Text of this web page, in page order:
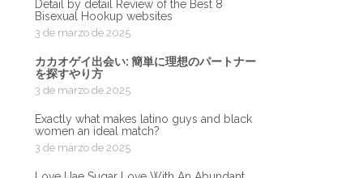
Detail by detail Review of the Best 8
Bisexual Hookup websites
3 de marzo de 2025
カカオゲイ出会い: 簡単に理想のパートナー
を探すやり方
3 de marzo de 2025
exactly what makes latino guys and black
women an ideal match?
3 de marzo de 2025